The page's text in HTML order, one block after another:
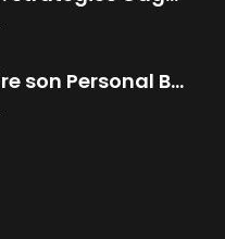
Comment Faire son Personal Branding :